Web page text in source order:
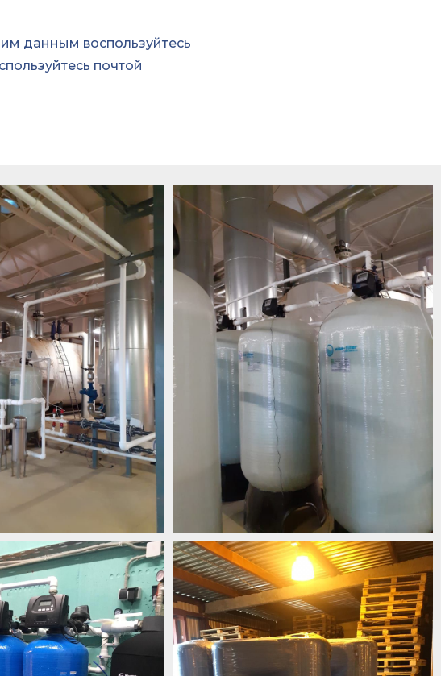
данным воспользуйтесь
почтой